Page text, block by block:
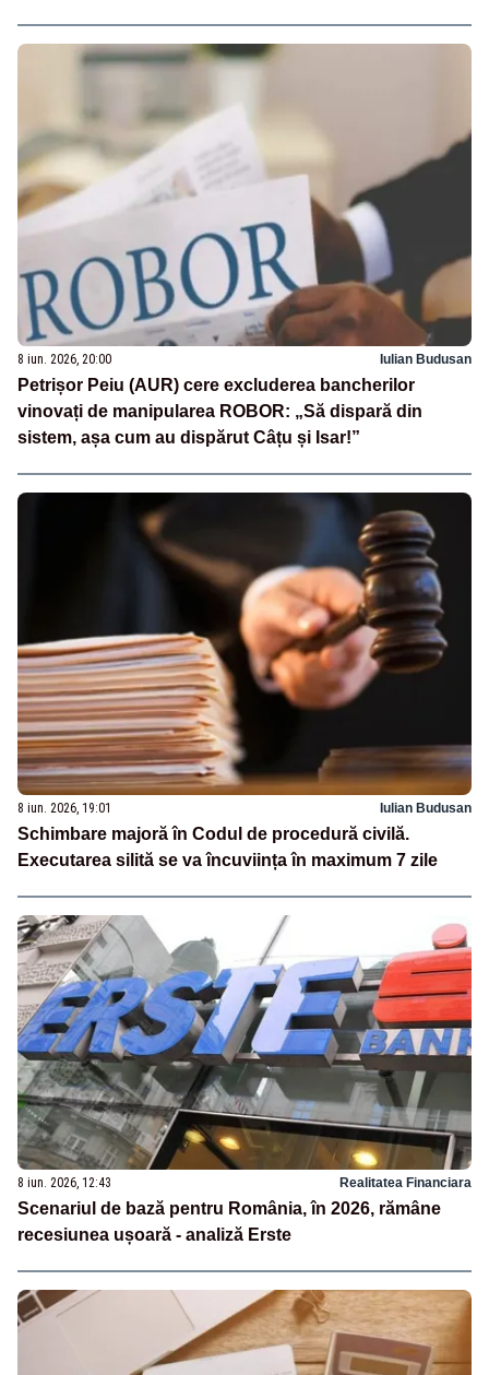
8 iun. 2026, 20:00 Iulian Budusan
Petrișor Peiu (AUR) cere excluderea bancherilor
vinovați de manipularea ROBOR: „Să dispară din
sistem, așa cum au dispărut Câțu și Isar!”
8 iun. 2026, 19:01 Iulian Budusan
Schimbare majoră în Codul de procedură civilă.
Executarea silită se va încuviința în maximum 7 zile
8 iun. 2026, 12:43 Realitatea Financiara
Scenariul de bază pentru România, în 2026, rămâne
recesiunea ușoară - analiză Erste